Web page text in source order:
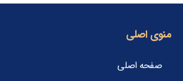
منوی اصلی
صفحه اصلی